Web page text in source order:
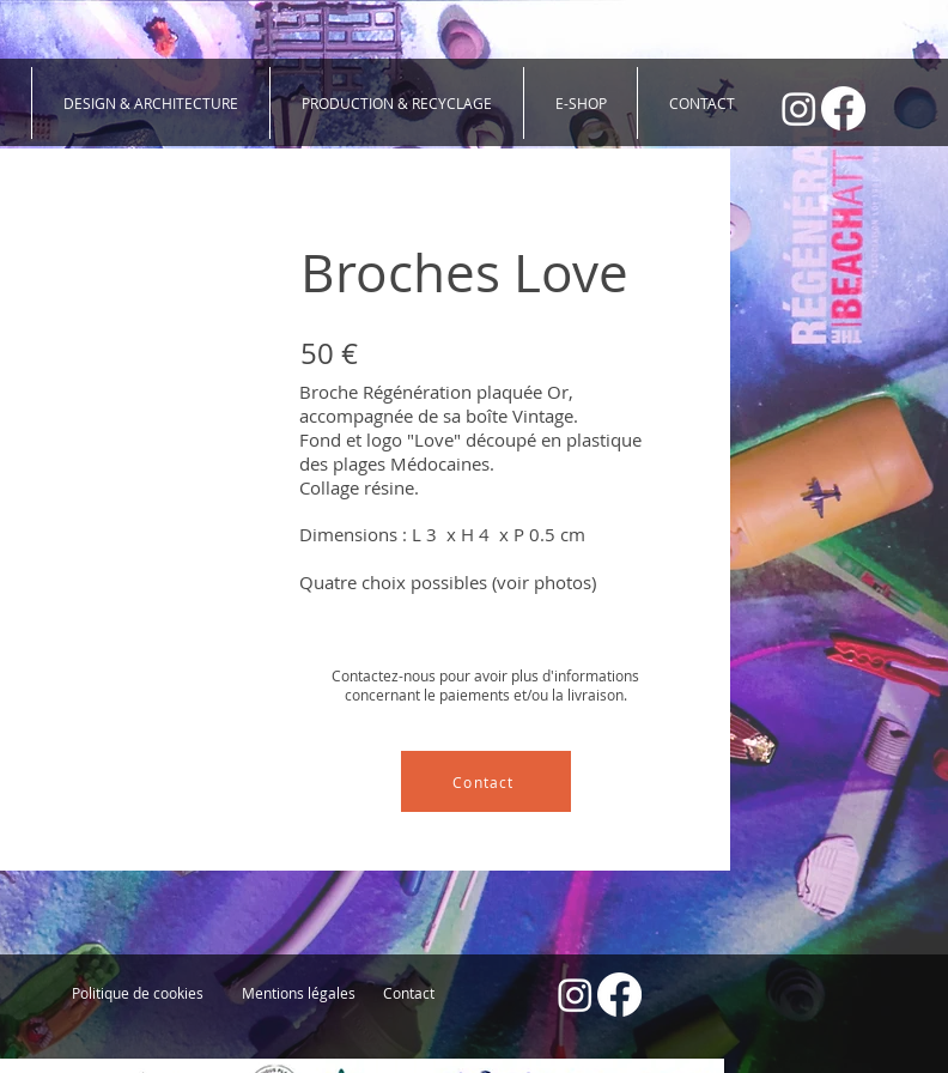
DESIGN & ARCHITECTURE PRODUCTION & RECYCLAGE E-SHOP CONTACT
Broches Love
50 €
Broche Régénération plaquée Or,
accompagnée de sa boîte Vintage.
Fond et logo "Love" découpé en plastique
des plages Médocaines.
Collage résine.
Dimensions : L 3 x H 4 x P 0.5 cm
Quatre choix possibles (voir photos)
Contactez-nous pour avoir plus d'informations
concernant le paiements et/ou la livraison.
Contact
Politique de cookies Mentions légales Contact